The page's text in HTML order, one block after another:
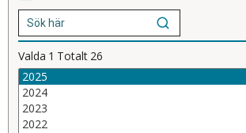
Valda 1 Totalt 26